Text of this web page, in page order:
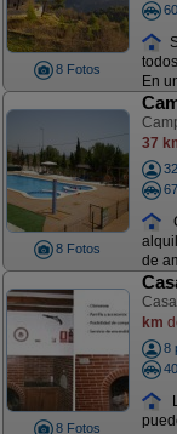
8 Fotos
En
8 Fotos
37
de
8 Fotos
km
8